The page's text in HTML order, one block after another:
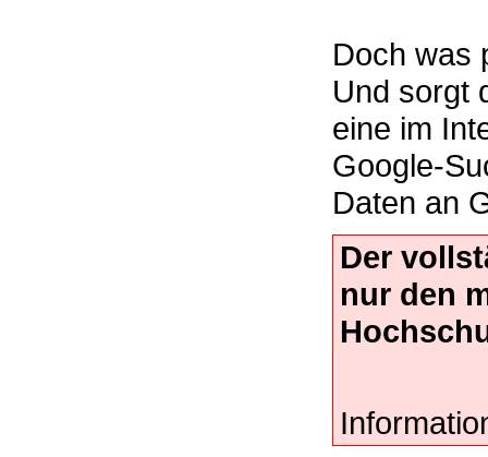
Doch was
Und sorgt
eine im
Google-
Daten an
Der
nur den